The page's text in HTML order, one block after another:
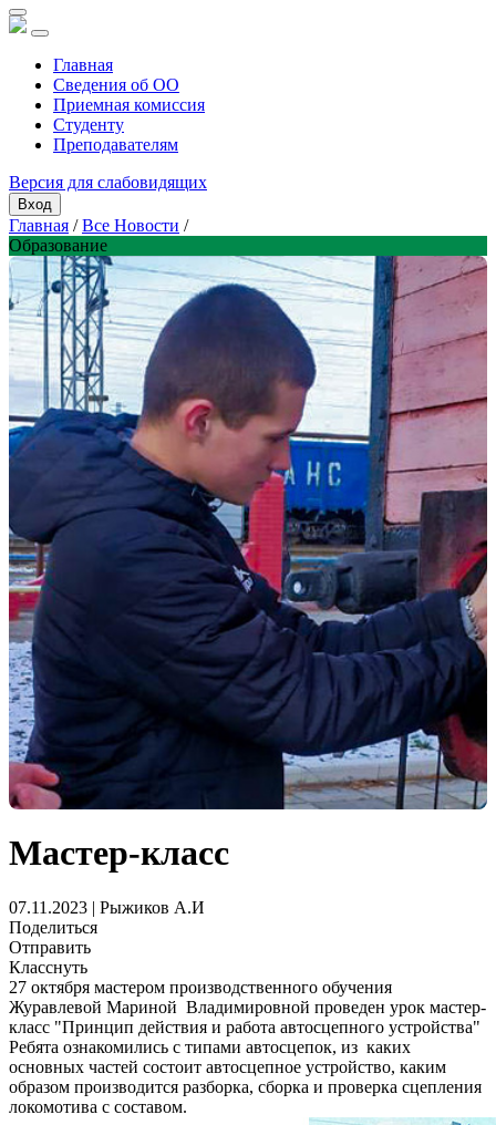
Главная
Сведения об ОО
Приемная комиссия
Студенту
Преподавателям
Версия для слабовидящих
Вход
Главная /Все Новости /
Образование
Мастер-класс
07.11.2023 | Рыжиков А.И
Поделиться
Отправить
Класснуть
27 октября мастером производственного обучения
Журавлевой Мариной Владимировной проведен урок мастер-
класс "Принцип действия и работа автосцепного устройства"
Ребята ознакомились с типами автосцепок, из каких
основных частей состоит автосцепное устройство, каким
образом производится разборка, сборка и проверка сцепления
локомотива с составом.